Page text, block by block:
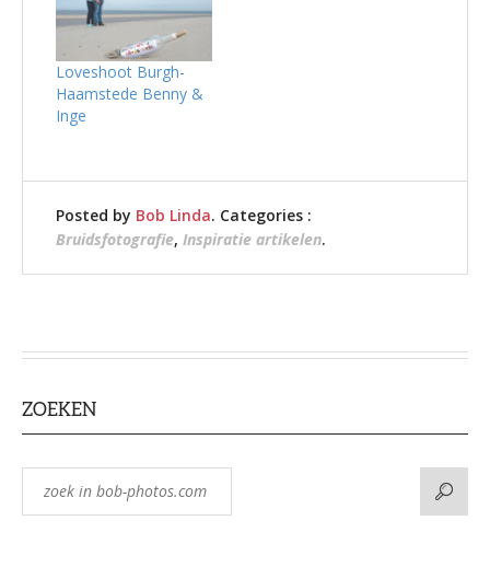
Loveshoot Burgh-
Haamstede Benny &
Inge
Posted by Bob Linda. Categories :
Bruidsfotografie, Inspiratie artikelen.
ZOEKEN